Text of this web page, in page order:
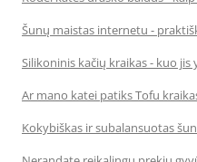
Šunų maistas internetu -
Silikoninis kačių kraikas - kuo jis
Ar mano katei patiks Tofu
Kokybiškas ir subalansuotas